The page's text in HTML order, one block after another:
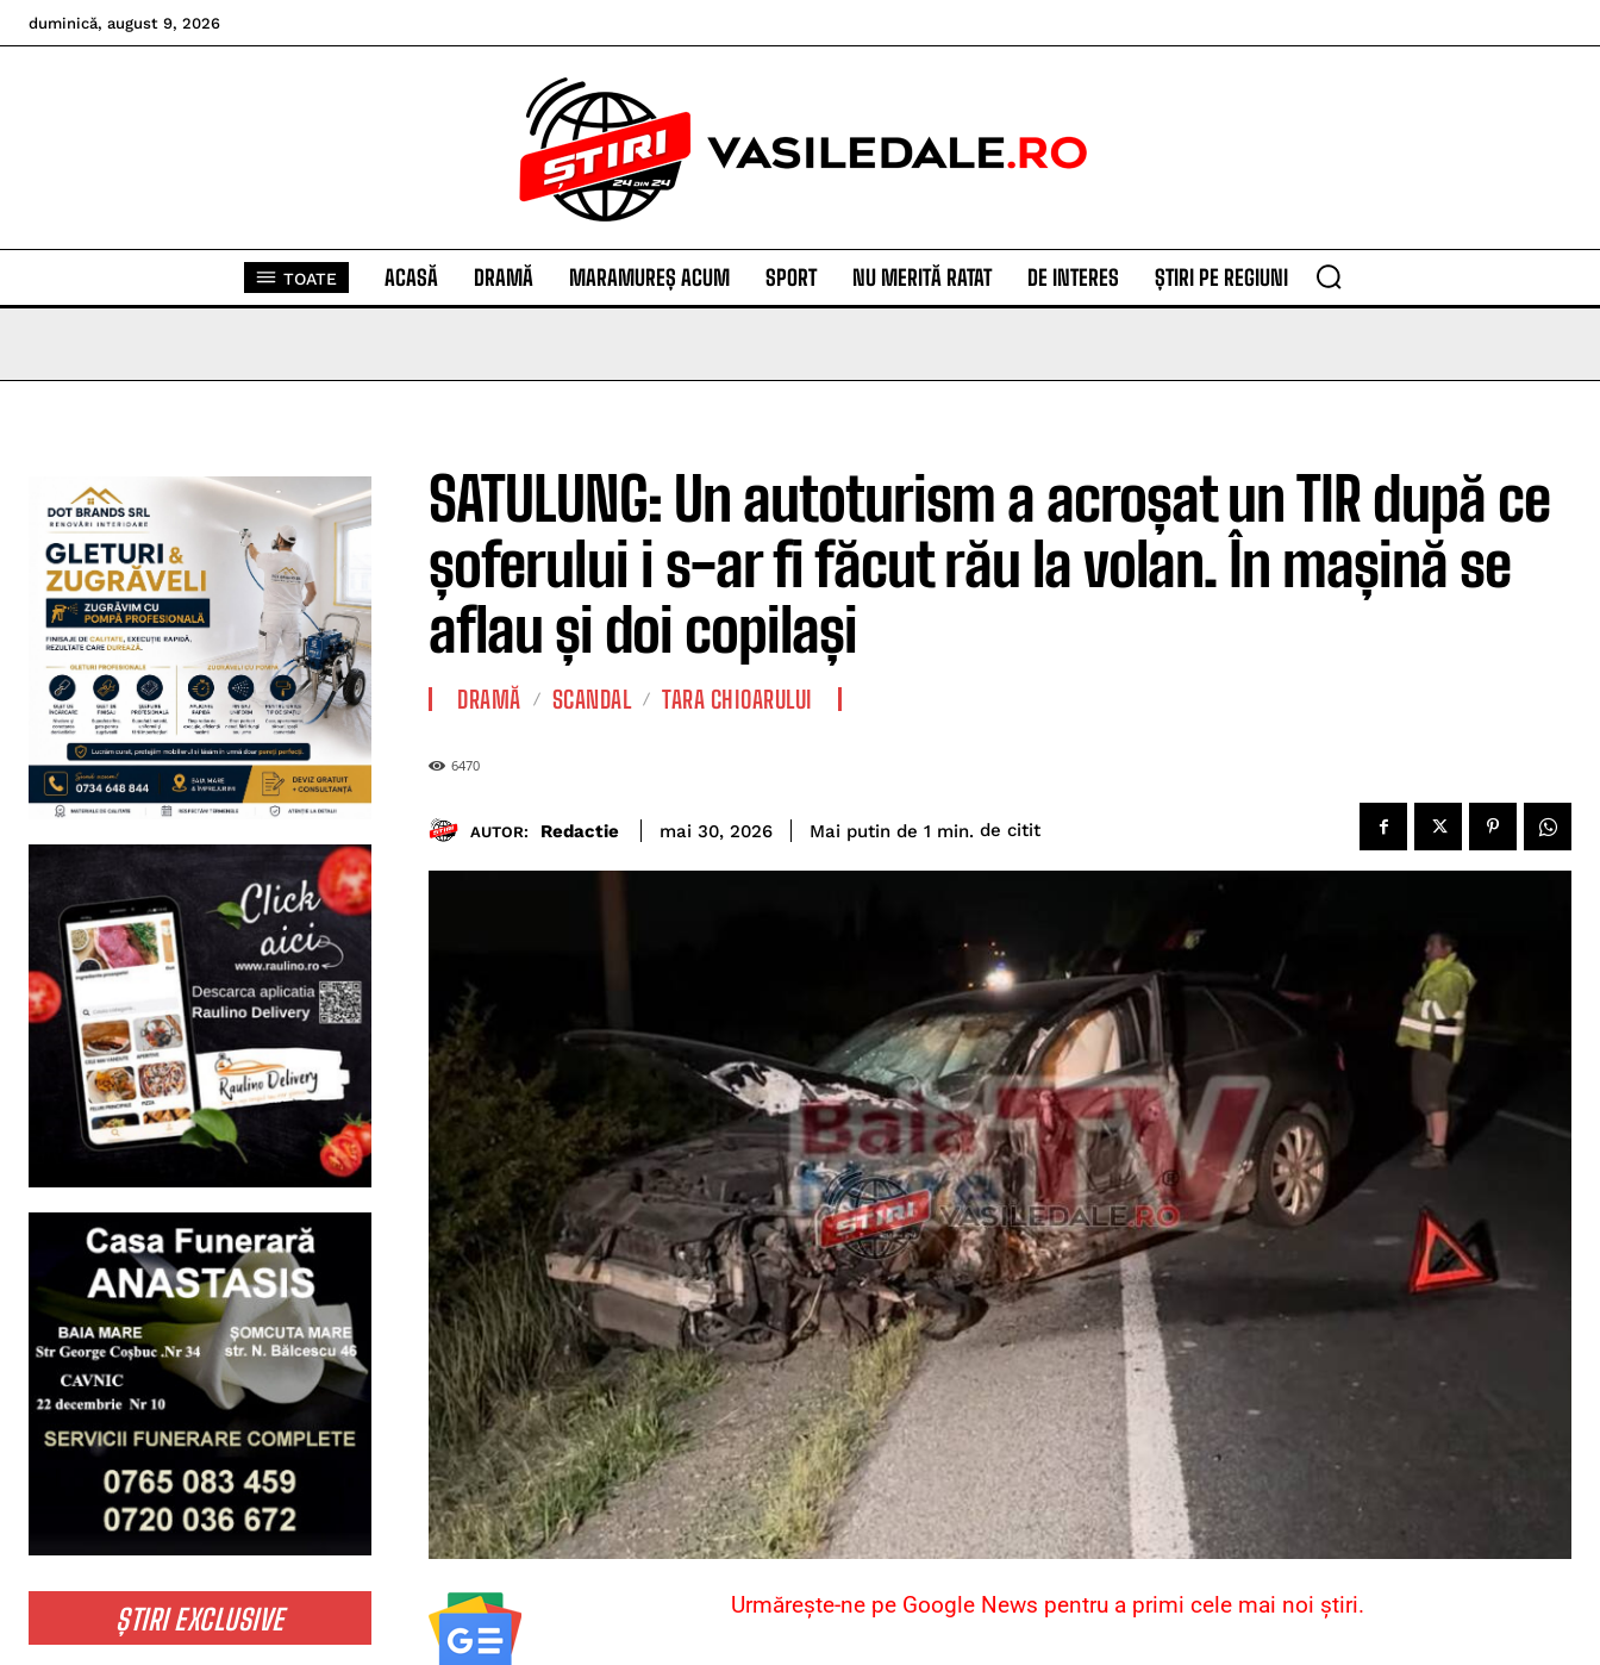
duminică, august 9, 2026
TOATE ACASĂ DRAMĂ MARAMUREȘ ACUM SPORT NU MERITĂ RATAT DE INTERES ȘTIRI PE REGIUNI
ȘTIRI EXCLUSIVE
SATULUNG: Un autoturism a acroșat un TIR după ce
șoferului i s-ar fi făcut rău la volan. În mașină se
aflau și doi copilași
DRAMĂ SCANDAL TARA CHIOARULUI
6470
AUTOR: Redactie mai 30, 2026 Mai putin de 1 min. de citit
Urmărește-ne pe Google News pentru a primi cele mai noi știri.